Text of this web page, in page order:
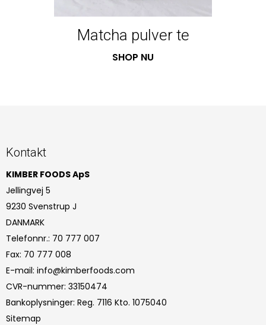
Matcha pulver te
SHOP NU
Kontakt
KIMBER FOODS ApS
Jellingvej 5
9230 Svenstrup J
DANMARK
Telefonnr.: 70 777 007
Fax: 70 777 008
E-mail: info@kimberfoods.com
CVR-nummer: 33150474
Bankoplysninger: Reg. 7116 Kto. 1075040
Sitemap